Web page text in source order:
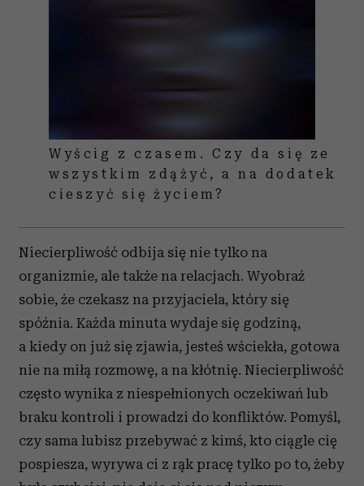
Wyścig z czasem. Czy da się ze
wszystkim zdążyć, a na dodatek
cieszyć się życiem?
Niecierpliwość odbija się nie tylko na
organizmie, ale także na relacjach. Wyobraź
sobie, że czekasz na przyjaciela, który się
spóźnia. Każda minuta wydaje się godziną,
a kiedy on już się zjawia, jesteś wściekła, gotowa
nie na miłą rozmowę, a na kłótnię. Niecierpliwość
często wynika z niespełnionych oczekiwań lub
braku kontroli i prowadzi do konfliktów. Pomyśl,
czy sama lubisz przebywać z kimś, kto ciągle cię
pospiesza, wyrywa ci z rąk pracę tylko po to, żeby